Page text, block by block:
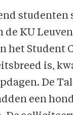
studenten
de KU
het Student
is,
De
een